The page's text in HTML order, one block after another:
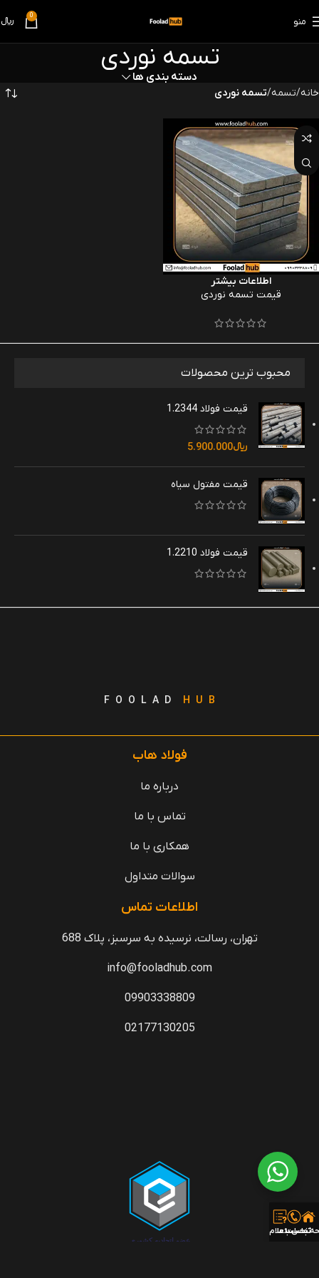
منو 0 ﷼
تسمه نوردی
دسته بندی ها
محبوب ترین محصولات
قیمت فولاد 1.2344
﷼5.900.000
قیمت مفتول سیاه
قیمت فولاد 1.2210
خانه تسمه تسمه نوردی
اطلاعات بیشتر
قیمت تسمه نوردی
F O O L A D H U B
فولاد هاب
درباره ما
تماس با ما
همکاری با ما
سوالات متداول
اطلاعات تماس
تهران، رسالت، نرسیده به سرسبز، پلاک 688
info@fooladhub.com
09903338809
02177130205
نخست
تماس با ما
ثبت استعلام قیمت